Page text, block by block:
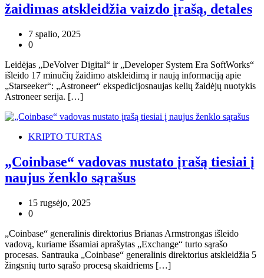
žaidimas atskleidžia vaizdo įrašą, detales
7 spalio, 2025
0
Leidėjas „DeVolver Digital“ ir „Developer System Era SoftWorks“
išleido 17 minučių žaidimo atskleidimą ir naują informaciją apie
„Starseeker“: „Astroneer“ ekspedicijosnaujas kelių žaidėjų nuotykis
Astroneer serija. […]
KRIPTO TURTAS
„Coinbase“ vadovas nustato įrašą tiesiai į
naujus ženklo sąrašus
15 rugsėjo, 2025
0
„Coinbase“ generalinis direktorius Brianas Armstrongas išleido
vadovą, kuriame išsamiai aprašytas „Exchange“ turto sąrašo
procesas. Santrauka „Coinbase“ generalinis direktorius atskleidžia 5
žingsnių turto sąrašo procesą skaidriems […]